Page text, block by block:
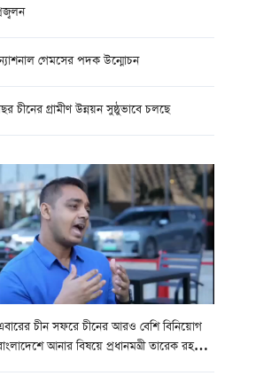
গেমসের পদক উন্মোচন
চীনের গ্রামীণ উন্নয়ন সুষ্ঠুভাবে চলছে
চীন সফরে চীনের আরও বেশি বিনিয়োগ
আনার বিষয়ে প্রধানমন্ত্রী তারেক রহমান